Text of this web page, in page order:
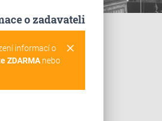
o zadavateli
clear
informací o
ZDARMAnebo